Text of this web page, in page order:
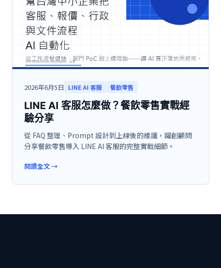
2026年6月5日 LINE AI 客服 餐飲零售
LINE AI 客服怎麼做？餐飲零售實戰經
驗分享
從 FAQ 整理、Prompt 設計到上線後的維護，躍創顧問
分享餐飲零售導入 LINE AI 客服的完整實戰細節。
閱讀全文→